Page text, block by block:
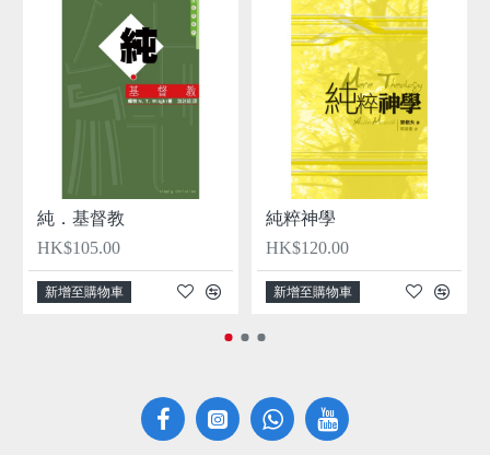
純．基督教
HK$105.00
新增至購物車
純粹神學
HK$120.00
新增至購物車